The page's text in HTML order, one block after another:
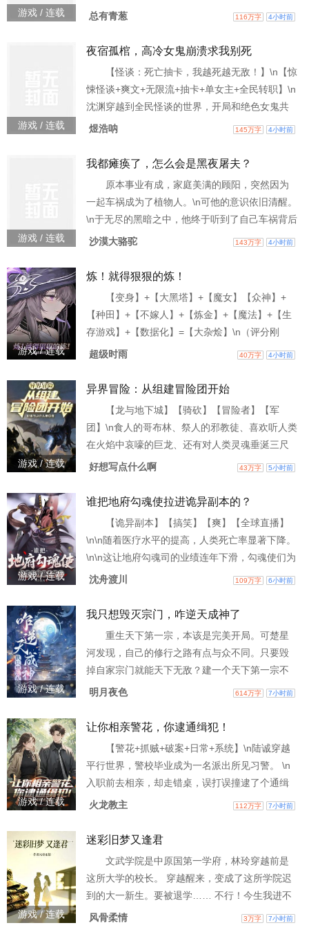
游戏 / 连载
惊悚游戏被裹上玻璃糖纸，伪装成甜蜜的糖果。
怪谈降临地球，全球人口在一个月内骤减20亿。
了自己全部的运气。 \n “叮咚！恭喜您抽中童话分
类，您的运气真是无与伦比
总有青葱 116万字 4小时前
游戏 / 连载
夜宿孤棺，高冷女鬼崩溃求我别死
【怪谈：死亡抽卡，我越死越无敌！】\n【惊
悚怪谈+爽文+无限流+抽卡+单女主+全民转职】\n
沈渊穿越到全民怪谈的世界，开局和绝色女鬼共
睡一棺！ \n【叮！您已觉醒死亡抽卡系统，被鬼
上一条在怪谈里面越死越无敌的道路。 \n……\n
断捏爆了沈渊的头：第一次听说这种要求……奇
葩\n【叮！ 抽卡成功！获得SSR
煜浩呐 145万字 4小时前
游戏 / 连载
我都瘫痪了，怎么会是黑夜屠夫？
原本事业有成，家庭美满的顾阳，突然因为
一起车祸成为了植物人。\n可他的意识依旧清醒。
\n于无尽的黑暗之中，他终于听到了自己车祸背后
的隐秘。\n在那个愤怒与绝望的夜晚，他与自己的
之后居然还可以掠夺别人的元寿，治愈身体并且
纷纷出山，却无人可以阻止这一场黑夜之中的屠
戮。 \n白天，你叫我一声瘫痪，我不挑你的毛
沙漠大骆驼 143万字 4小时前
游戏 / 连载
炼！就得狠狠的炼！
【变身】+【大黑塔】+【魔女】【众神】+
【种田】+【不嫁人】+【炼金】+【魔法】+【生
存游戏】+【数据化】=【大杂烩】\n（评分刚
出！ 真的会涨的！真的！）（评分刚出！真的会
的！）\n蓝星在和卡罗利亚开启了长达三十年的肘
连带蓝星一同与卡罗利亚大陆融合，不过蓝星母
亲在肘击失败之后没有忘记给孩子们留下遗产。
\n
超级时雨 40万字 4小时前
游戏 / 连载
异界冒险：从组建冒险团开始
【龙与地下城】【骑砍】【冒险者】【军
团】\n食人的哥布林、祭人的邪教徒、喜欢听人类
在火焰中哀嚎的巨龙、还有对人类灵魂垂涎三尺
的恶魔……\n沃尔决定将自己杀戮升级的天赋，带
组队的冒险团模式也过于极限，他高举手中战
传奇，让你们这些异形知道什么是残忍!”
好想写点什么啊 43万字 5小时前
游戏 / 连载
谁把地府勾魂使拉进诡异副本的？
【诡异副本】【搞笑】【爽】【全球直播】
\n\n随着医疗水平的提高，人类死亡率显著下降。
\n\n这让地府勾魂司的业绩连年下滑，勾魂使们为
了业绩内卷严重。 \n\n林枫身为最普通的勾魂
旧月月垫底。 \n\n直到有天，他意外被拉入了一
诡异，在他眼里都是一个个送上门的业绩。 \n\n
他主动触发规则，熟练地将一
沈舟渡川 109万字 6小时前
游戏 / 连载
我只想毁灭宗门，咋逆天成神了
重生天下第一宗，本该是完美开局。可楚星
河发现，自己的修行之路有点与众不同。只要毁
掉自家宗门就能天下无敌？建一个天下第一宗不
容易，毁掉还不容易？楚星河发现还真不容易。
门变得更强是几个意思？无数年后，武道最巅
门默然无语。有人问他，是什么让你一路所向披
靡走到今日。楚星河：“我要说我只想毁掉自家宗
门你们信吗？”众人拜
明月夜色 614万字 7小时前
游戏 / 连载
让你相亲警花，你逮通缉犯！
【警花+抓贼+破案+日常+系统】\n陆诚穿越
平行世界，警校毕业成为一名派出所见习警。 \n
入职前去相亲，却走错桌，误打误撞逮了个通缉
犯！\n其他见习警还在熟悉警训条例，陆诚又抓了
\n “我们专案组查了半个月，陆诚那小子来三天就
一趟食，家被一个见习警偷了！\n反扒大队：陆诚
来帮忙一趟，我们一年的指标都完成
火龙教主 112万字 7小时前
游戏 / 连载
迷彩旧梦又逢君
文武学院是中原国第一学府，林玲穿越前是
这所大学的校长。 穿越醒来，变成了这所学院迟
到的大一新生。要被退学…… 不行！今生我进不
了文武学校，我就不能让背叛祖国，害死我的叛
风骨柔情 3万字 7小时前